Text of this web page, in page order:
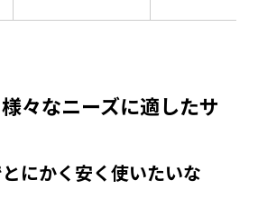
々なニーズに適したサ
にかく安く使いたいな